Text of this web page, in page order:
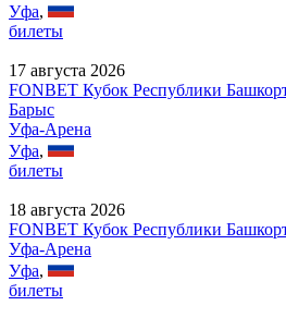
Уфа,
билеты
17 августа 2026
FONBET Кубок Республики
Барыс
Уфа-Арена
Уфа,
билеты
18 августа 2026
FONBET Кубок Республики
Уфа-Арена
Уфа,
билеты